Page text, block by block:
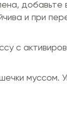
добавьте
и при
с
муссом.